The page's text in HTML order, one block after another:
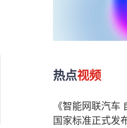
热点视频
《智能网联汽
国家标准正式发